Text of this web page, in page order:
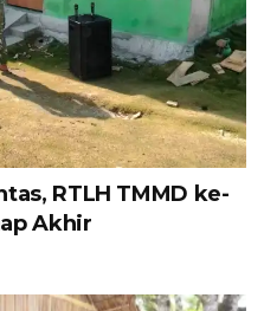
RTLH TMMD ke-
Akhir